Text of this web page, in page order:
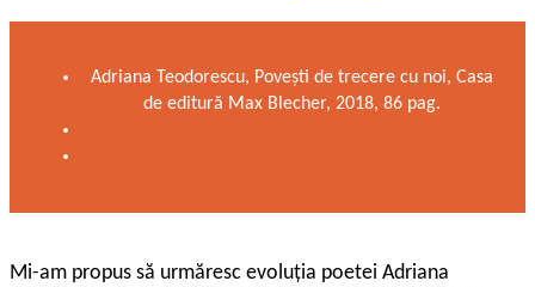
Adriana Teodorescu, Povești de trecere cu noi, Casa
de editură Max Blecher, 2018, 86 pag.
Mi-am propus să urmăresc evoluția poetei Adriana